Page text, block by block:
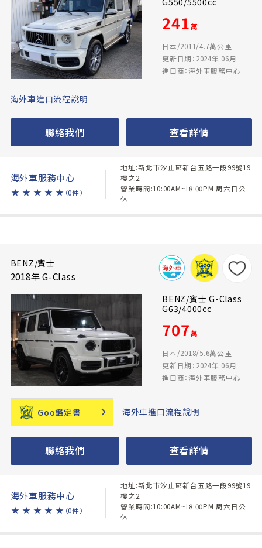
241萬
日本/2011/4.7萬公里
更新日期：2024年 06月
進口商：海外車服務中心
海外車進口流程說明
聯絡我們 查看詳情
海外車服務中心
★ ★ ★ ★ ★ （0件）
地址:新北市汐止區新台五路一段99號19
樓之2
營業時間:10:00AM~18:00PM 周六日公
休
BENZ/賓士
2018年 G-Class
BENZ/賓士 G-Class
G63/4000cc
707萬
日本/2018/5.6萬公里
更新日期：2024年 06月
進口商：海外車服務中心
Goo鑑定書 海外車進口流程說明
聯絡我們 查看詳情
海外車服務中心
★ ★ ★ ★ ★ （0件）
地址:新北市汐止區新台五路一段99號19
樓之2
營業時間:10:00AM~18:00PM 周六日公
休